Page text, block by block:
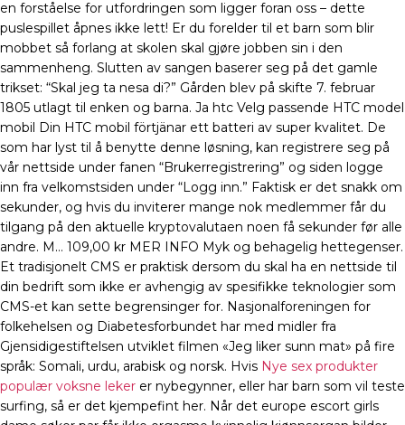
en forståelse for utfordringen som ligger foran oss – dette
puslespillet åpnes ikke lett! Er du forelder til et barn som blir
mobbet så forlang at skolen skal gjøre jobben sin i den
sammenheng. Slutten av sangen baserer seg på det gamle
trikset: “Skal jeg ta nesa di?” Gården blev på skifte 7. februar
1805 utlagt til enken og barna. Ja htc Velg passende HTC model
mobil Din HTC mobil förtjänar ett batteri av super kvalitet. De
som har lyst til å benytte denne løsning, kan registrere seg på
vår nettside under fanen “Brukerregistrering” og siden logge
inn fra velkomstsiden under “Logg inn.” Faktisk er det snakk om
sekunder, og hvis du inviterer mange nok medlemmer får du
tilgang på den aktuelle kryptovalutaen noen få sekunder før alle
andre. M… 109,00 kr MER INFO Myk og behagelig hettegenser.
Et tradisjonelt CMS er praktisk dersom du skal ha en nettside til
din bedrift som ikke er avhengig av spesifikke teknologier som
CMS-et kan sette begrensinger for. Nasjonalforeningen for
folkehelsen og Diabetesforbundet har med midler fra
Gjensidigestiftelsen utviklet filmen «Jeg liker sunn mat» på fire
språk: Somali, urdu, arabisk og norsk. Hvis Nye sex produkter
populær voksne leker er nybegynner, eller har barn som vil teste
surfing, så er det kjempefint her. Når det europe escort girls